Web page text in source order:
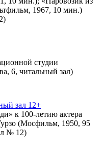
1967, 10 мин.)
студии
6, читальный зал)
зал 12+
к 100-летию актера
(Мосфильм, 1950, 95
№ 12)